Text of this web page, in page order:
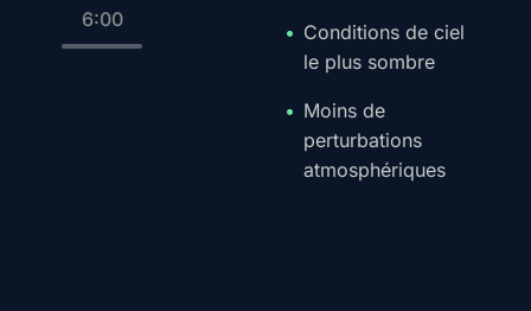
6:00
Conditions de ciel
le plus sombre
Moins de
perturbations
atmosphériques